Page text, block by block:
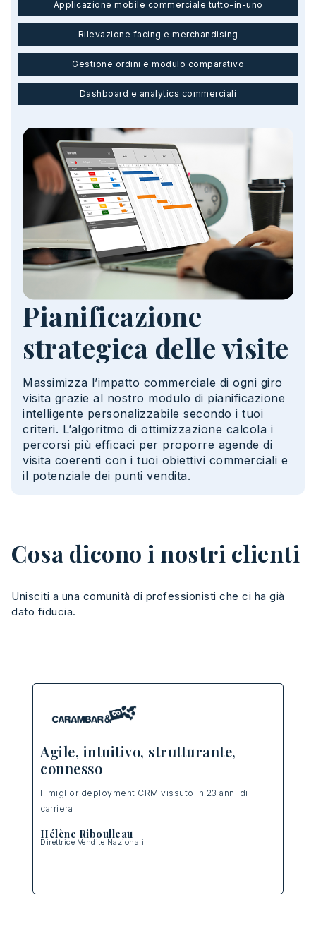
Applicazione mobile commerciale tutto-in-uno
Rilevazione facing e merchandising
Gestione ordini e modulo comparativo
Dashboard e analytics commerciali
Pianificazione
strategica delle visite
Massimizza l’impatto commerciale di ogni giro
visita grazie al nostro modulo di pianificazione
intelligente personalizzabile secondo i tuoi
criteri. L’algoritmo di ottimizzazione calcola i
percorsi più efficaci per proporre agende di
visita coerenti con i tuoi obiettivi commerciali e
il potenziale dei punti vendita.
Cosa dicono i nostri clienti
Unisciti a una comunità di professionisti che ci ha già
dato fiducia.
Agile, intuitivo, strutturante,
connesso
Il miglior deployment CRM vissuto in 23 anni di
carriera
Hélène Riboulleau
Direttrice Vendite Nazionali